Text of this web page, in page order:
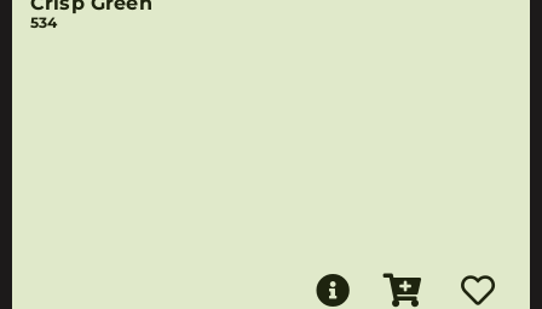
534